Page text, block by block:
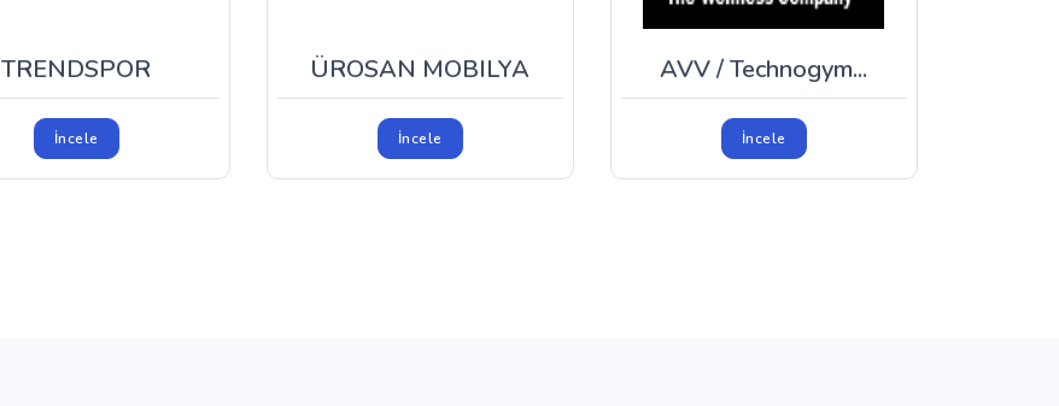
TRENDSPOR
İncele
ÜROSAN MOBILYA
İncele
AVV / Technogym...
İncele